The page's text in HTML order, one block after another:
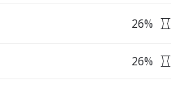
26%
26%